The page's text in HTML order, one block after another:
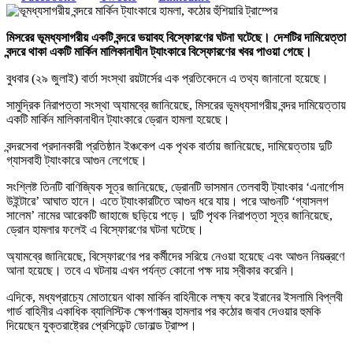
মিসরের ভূমধ্যসাগরীয় একটি বন্দরে ভয়াবহ বিস্ফোরণের ঘটনা ঘটেছে। দেশটির দামিয়েত্তা
বন্দরে থাকা একটি মার্কিন মালিকানাধীন ট্যাংকারে বিস্ফোরণের খবর পাওয়া গেছে।
বুধবার (২৯ জুলাই) বার্তা সংস্থা রয়টার্সের এক প্রতিবেদনে এ তথ্য জানানো হয়েছে।
সামুদ্রিক নিরাপত্তা সংস্থা অ্যামব্রে জানিয়েছে, মিসরের ভূমধ্যসাগরীয় বন্দর দামিয়েত্তায়
একটি মার্কিন মালিকানাধীন ট্যাংকারে ড্রোন হামলা হয়েছে।
বন্দরসেবা প্রদানকারী প্রতিষ্ঠান ইঞ্চকেপ এক পৃথক বার্তায় জানিয়েছে, দামিয়েত্তায় দুটি
গ্যাসবাহী ট্যাংকারে আগুন লেগেছে।
সংশ্লিষ্ট তিনটি বাণিজ্যিক সূত্র জানিয়েছে, ড্রোনটি ভাসমান তেলবাহী ট্যাংকার ‘এনার্গোস
উইন্টারে’ আঘাত হানে। এতে ট্যাংকারটিতে আগুন ধরে যায়। পরে আগুনটি ‘গ্যাসলগ
সালেম’ নামের আরেকটি জাহাজে ছড়িয়ে পড়ে। দুটি পৃথক নিরাপত্তা সূত্র জানিয়েছে,
ড্রোন হামলার ফলেই এ বিস্ফোরণের ঘটনা ঘটেছে।
অ্যামব্রে জানিয়েছে, বিস্ফোরণের পর কর্মীদের সরিয়ে নেওয়া হয়েছে এবং আগুন নিয়ন্ত্রণে
আনা হয়েছে। তবে এ ঘটনায় এখন পর্যন্ত কোনো পক্ষ দায় স্বীকার করেনি।
এদিকে, মধ্যপ্রাচ্যে মোতায়েন থাকা মার্কিন বাহিনীকে লক্ষ্য করে ইরানের ইসলামি বিপ্লবী
গার্ড বাহিনীর একাধিক ব্যালিস্টিক ক্ষেপণাস্ত্র হামলার পর কঠোর জবাব দেওয়ার হুমকি
দিয়েছেন যুক্তরাষ্ট্রের প্রেসিডেন্ট ডোনাল্ড ট্রাম্প।